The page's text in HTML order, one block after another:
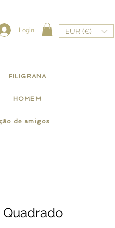
Login EUR (€)
FILIGRANA
HOMEM
de amigos